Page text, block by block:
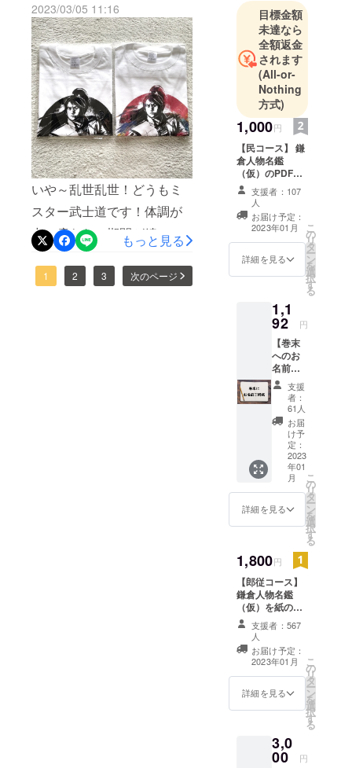
2023/03/05 11:16
いや～乱世乱世！どうもミ
スター武士道です！体調が
中々戻らない期間が続い
て、皆様にはお待たせをし
てしまい大変申し訳ござい
もっと見る
1 2 3 次のページ
切さを多く
の人に伝え
たいと思っ
ています。
目標金額
未達なら
全額返金
されます
(All-or-
Nothing
方式)
1,000円
【民コース】 鎌
倉人物名鑑
（仮）のPDF
データをお送り
します。スマホ
やPC、タブレッ
ト等で本を読む
ことができま
支援者：107
人
お届け予定：
2023年01月
詳細を見る
こ
の
リ
タ
ー
ン
を
選
択
す
る
1,1
92 円
【巻末
へのお
名前掲
載】 本
の巻末
にご支
援いた
だいた
方のお
名前を
ご掲載
いたし
ます。
個人
名・企
業名・
カウン
ト名
（YouT
ubeチャ
ンネル
名）な
どを備
考欄に
お書き
くださ
一口に
つき、
とさせ
ていた
支援
者：
61人
お届
け予
定：
2023
年01
月
詳細を見る
こ
の
リ
タ
ー
ン
を
選
択
す
る
1,800円
【郎従コース】
鎌倉人物名鑑
（仮）を紙の本
でご住所へお届
けします。 ミス
ター武士道のサ
イン入り栞を同
封いたします！
リジナル栞 数量
１ 紙製 サイズ
支援者：567
人
お届け予定：
2023年01月
詳細を見る
こ
の
リ
タ
ー
ン
を
選
択
す
る
3,0
00 円